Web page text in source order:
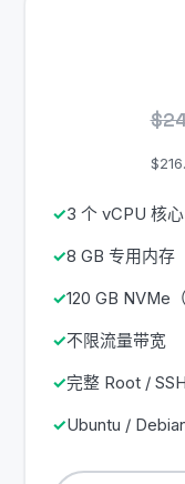
3 个 vCPU 核心
8 GB 专用内存
120 GB NVMe
不限流量带宽
完整 Root /
Ubuntu /